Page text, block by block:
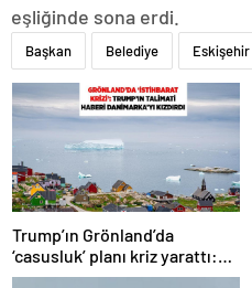
eşliğinde sona erdi.
Başkan Belediye Eskişehir
Trump’ın Grönland’da
‘casusluk’ planı kriz yarattı:
Danimarka ABD elçisini